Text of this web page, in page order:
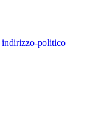
indirizzo-politico